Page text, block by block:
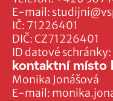
IČ: 71226401
DIČ: CZ71226401
ID datové
E-mail:
kontaktní místo
Monika Jonášová
E-mail: